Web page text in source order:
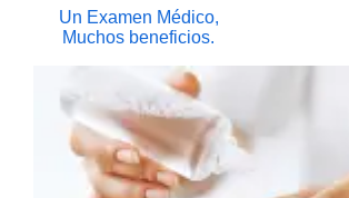
Un Examen Médico,
Muchos beneficios.